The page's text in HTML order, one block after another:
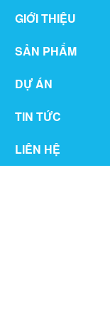
GIỚI THIỆU
SẢN PHẨM
DỰ ÁN
TIN TỨC
LIÊN HỆ